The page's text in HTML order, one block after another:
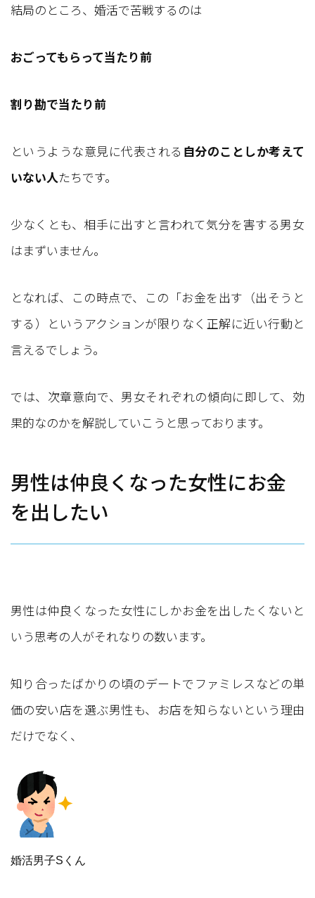
結局のところ、婚活で苦戦するのは
おごってもらって当たり前
割り勘で当たり前
というような意見に代表される 自分のことしか考えて
いない人たちです。
少なくとも、相手に出すと言われて気分を害する男女
はまずいません。
となれば、この時点で、この「お金を出す（出そうと
する）というアクションが限りなく正解に近い行動と
言えるでしょう。
では、次章意向で、男女それぞれの傾向に即して、効
果的なのかを解説していこうと思っております。
男性は仲良くなった女性にお金
を出したい
男性は仲良くなった女性にしかお金を出したくないと
いう思考の人がそれなりの数います。
知り合ったばかりの頃のデートでファミレスなどの単
価の安い店を選ぶ男性も、お店を知らないという理由
だけでなく、
婚活男子Sくん